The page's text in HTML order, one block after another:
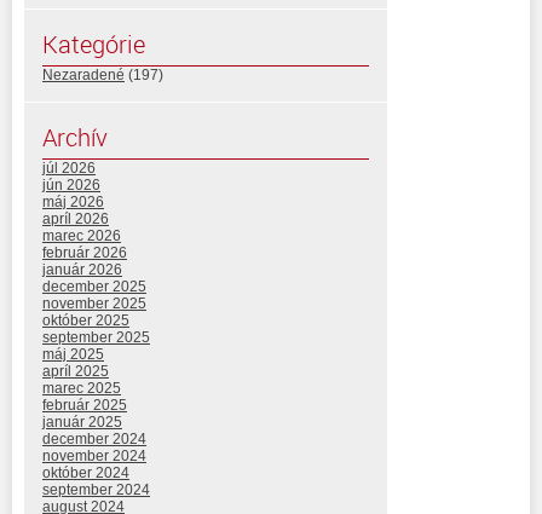
Kategórie
Nezaradené (197)
Archív
júl 2026
jún 2026
máj 2026
apríl 2026
marec 2026
február 2026
január 2026
december 2025
november 2025
október 2025
september 2025
máj 2025
apríl 2025
marec 2025
február 2025
január 2025
december 2024
november 2024
október 2024
september 2024
august 2024